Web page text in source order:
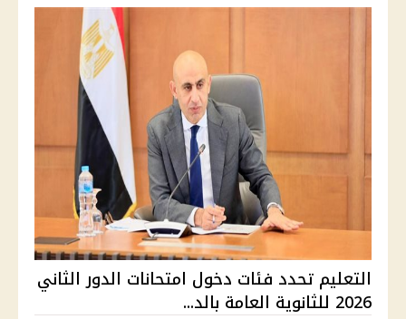
التعليم تحدد فئات دخول امتحانات الدور الثاني
2026 للثانوية العامة بالد...